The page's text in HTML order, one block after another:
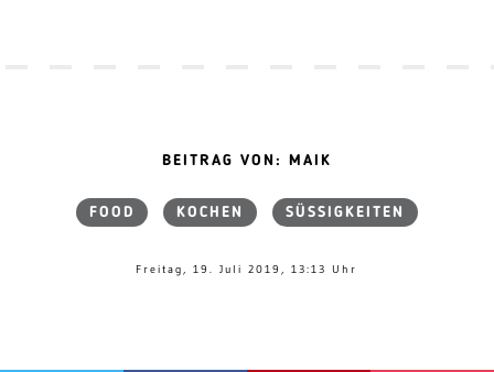
BEITRAG VON: MAIK
FOOD KOCHEN SÜSSIGKEITEN
Freitag, 19. Juli 2019, 13:13 Uhr